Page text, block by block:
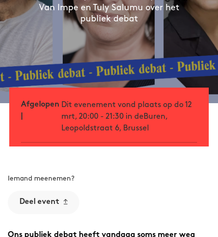
Van Impe en Tuly Salumu over het
publiek debat
Afgelopen Dit evenement vond plaats op do 12
mrt, 20:00 - 21:30 in deBuren,
Leopoldstraat 6, Brussel
Iemand meenemen?
Deel event
Ons publiek debat heeft vandaag soms meer weg